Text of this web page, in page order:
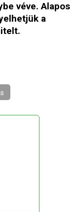
véve. Alapos
a